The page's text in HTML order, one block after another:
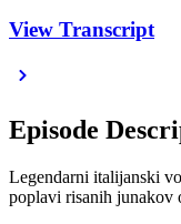
View Transcript
Episode
Legendarni italijanski
poplavi risanih junakov